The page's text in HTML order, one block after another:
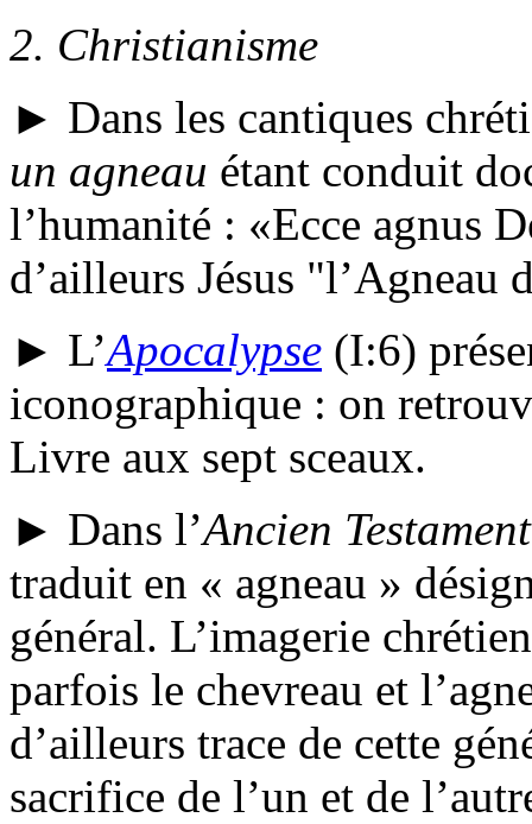
2. Christianisme
► Dans les cantiques
un agneau étant conduit
l’humanité :
Ecce agnus
d’ailleurs Jésus "l’Agneau
► L’Apocalypse (I:6)
iconographique : on
Livre aux sept sceaux.
► Dans l’Ancien Testament
traduit en « agneau »
général. L’imagerie
parfois le chevreau et
d’ailleurs trace de cette
sacrifice de l’un et de